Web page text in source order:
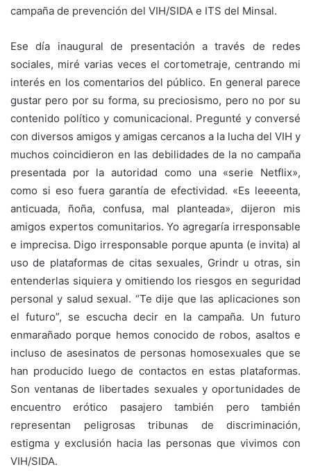
campaña de prevención del VIH/SIDA e ITS del Minsal.
Ese día inaugural de presentación a través de redes
sociales, miré varias veces el cortometraje, centrando mi
interés en los comentarios del público. En general parece
gustar pero por su forma, su preciosismo, pero no por su
contenido político y comunicacional. Pregunté y conversé
con diversos amigos y amigas cercanos a la lucha del VIH y
muchos coincidieron en las debilidades de la no campaña
presentada por la autoridad como una «serie Netflix»,
como si eso fuera garantía de efectividad. «Es leeeenta,
anticuada, ñoña, confusa, mal planteada», dijeron mis
amigos expertos comunitarios. Yo agregaría irresponsable
e imprecisa. Digo irresponsable porque apunta (e invita) al
uso de plataformas de citas sexuales, Grindr u otras, sin
entenderlas siquiera y omitiendo los riesgos en seguridad
personal y salud sexual. “Te dije que las aplicaciones son
el futuro”, se escucha decir en la campaña. Un futuro
enmarañado porque hemos conocido de robos, asaltos e
incluso de asesinatos de personas homosexuales que se
han producido luego de contactos en estas plataformas.
Son ventanas de libertades sexuales y oportunidades de
encuentro erótico pasajero también pero también
representan peligrosas tribunas de discriminación,
estigma y exclusión hacia las personas que vivimos con
VIH/SIDA.